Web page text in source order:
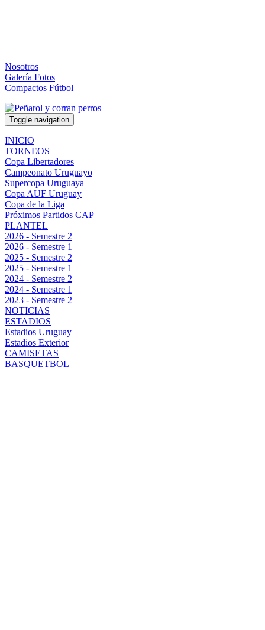
Nosotros
Galería Fotos
Compactos Fútbol
Toggle navigation
INICIO
TORNEOS
Copa Libertadores
Campeonato Uruguayo
Supercopa Uruguaya
Copa AUF Uruguay
Copa de la Liga
Próximos Partidos CAP
PLANTEL
2026 - Semestre 2
2026 - Semestre 1
2025 - Semestre 2
2025 - Semestre 1
2024 - Semestre 2
2024 - Semestre 1
2023 - Semestre 2
NOTICIAS
ESTADIOS
Estadios Uruguay
Estadios Exterior
CAMISETAS
BASQUETBOL